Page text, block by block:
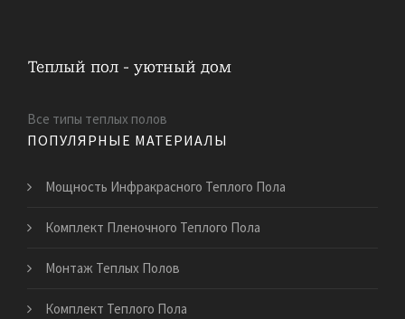
Все типы теплых полов
ПОПУЛЯРНЫЕ МАТЕРИАЛЫ
Мощность Инфракрасного Теплого Пола
Комплект Пленочного Теплого Пола
Монтаж Теплых Полов
Комплект Теплого Пола